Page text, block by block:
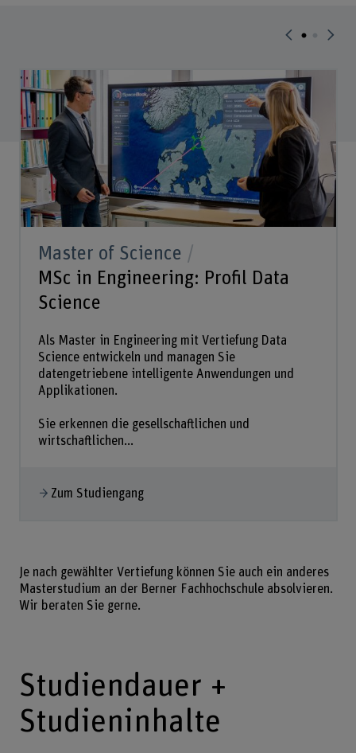
Master of Science
MSc in Engineering: Profil Data
Science
Als Master in Engineering mit Vertiefung Data
Science entwickeln und managen Sie
datengetriebene intelligente Anwendungen und
Applikationen.
Sie erkennen die gesellschaftlichen und
wirtschaftlichen...
Zum Studiengang
Je nach gewählter Vertiefung können Sie auch ein anderes
Masterstudium an der Berner Fachhochschule absolvieren.
Wir beraten Sie gerne.
Studiendauer +
Studieninhalte